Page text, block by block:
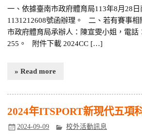
一、依據臺南市政府體育局113年8月28
1131212608號函辦理。 二、若有賽事相
市政府體育局承辦人：陳宣雯小姐，電話
255。 附件下載 2024CC […]
» Read more
2024年ITSPORT新現代五項
2024-09-09 校外活動訊息